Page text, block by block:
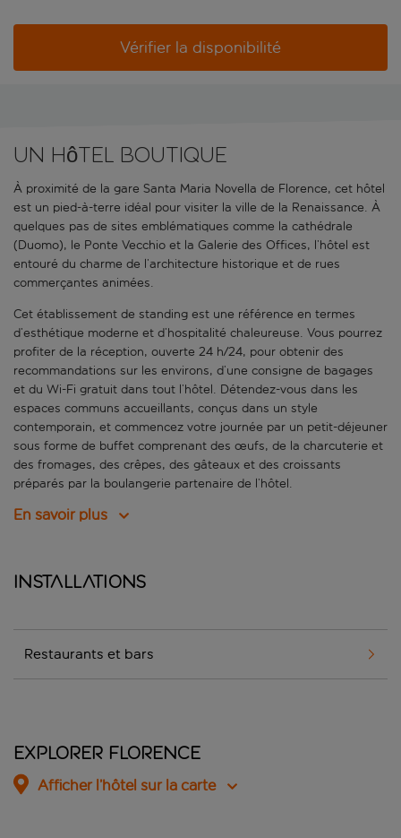
Vérifier la disponibilité
Un hôtel boutique
À proximité de la gare Santa Maria Novella de Florence, cet hôtel
est un pied-à-terre idéal pour visiter la ville de la Renaissance. À
quelques pas de sites emblématiques comme la cathédrale
(Duomo), le Ponte Vecchio et la Galerie des Offices, l’hôtel est
entouré du charme de l’architecture historique et de rues
commerçantes animées.
Cet établissement de standing est une référence en termes
d’esthétique moderne et d’hospitalité chaleureuse. Vous pourrez
profiter de la réception, ouverte 24 h/24, pour obtenir des
recommandations sur les environs, d’une consigne de bagages
et du Wi-Fi gratuit dans tout l’hôtel. Détendez-vous dans les
espaces communs accueillants, conçus dans un style
contemporain, et commencez votre journée par un petit-déjeuner
sous forme de buffet comprenant des œufs, de la charcuterie et
des fromages, des crêpes, des gâteaux et des croissants
préparés par la boulangerie partenaire de l’hôtel.
En savoir plus
Installations
Restaurants et bars
Explorer Florence
Afficher l’hôtel sur la carte